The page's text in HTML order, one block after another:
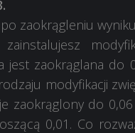
zaokrągleniu
jest zaokrąglana do
modyfikacji
zaokrąglony do 0,06
0,01. Co